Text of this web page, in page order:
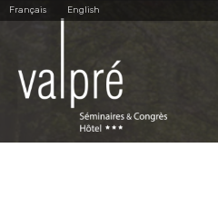
Aller
au
navigation
Outils
personnels
Français English